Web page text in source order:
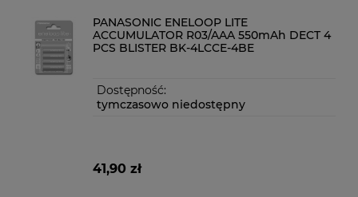
PANASONIC ENELOOP LITE
ACCUMULATOR R03/AAA 550mAh DECT 4
PCS BLISTER BK-4LCCE-4BE
Dostępność:
tymczasowo niedostępny
41,90 zł